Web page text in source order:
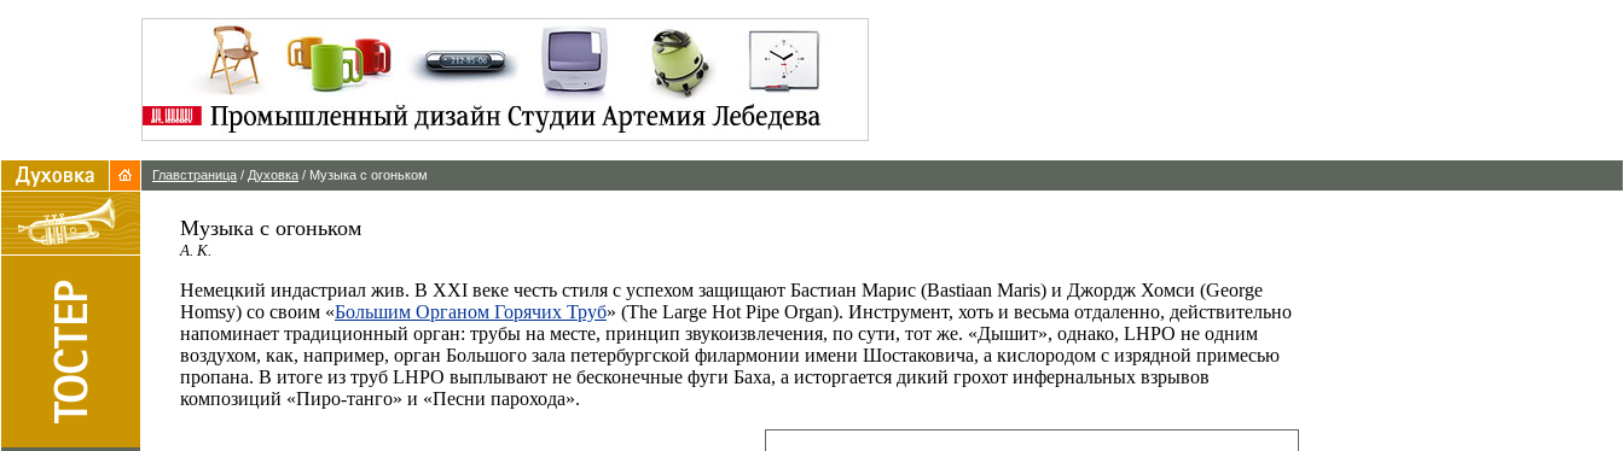
Главстраница / Духовка / Музыка с огоньком
Музыка с огоньком
А. К.
Немецкий индастриал жив. В ХХI веке честь стиля с успехом защищают Бастиан Марис (Bastiaan Maris) и Джордж Хомси (George
Homsy) со своим «Большим Органом Горячих Труб» (The Large Hot Pipe Organ). Инструмент, хоть и весьма отдаленно, действительно
напоминает традиционный орган: трубы на месте, принцип звукоизвлечения, по сути, тот же. «Дышит», однако, LHPO не одним
воздухом, как, например, орган Большого зала петербургской филармонии имени Шостаковича, а кислородом с изрядной примесью
пропана. В итоге из труб LHPO выплывают не бесконечные фуги Баха, а исторгается дикий грохот инфернальных взрывов
композиций «Пиро-танго» и «Песни парохода».